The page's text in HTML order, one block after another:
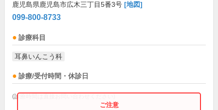
鹿児島県鹿児島市広木三丁目5番3号 [地図]
099-800-8733
診療科目
耳鼻いんこう科
診療/受付時間・休診日
(診療時間は直接お問い合わせください)